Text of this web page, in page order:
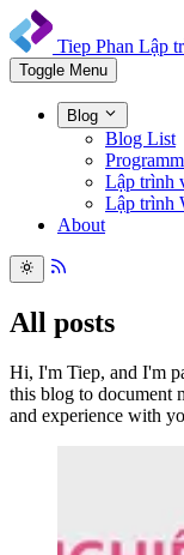
Tiep Phan Lập
Toggle Menu
Blog
Blog List
Lập trình
Lập trình
About
All posts
Hi, I'm Tiep, and I'm
this blog to document
and experience with